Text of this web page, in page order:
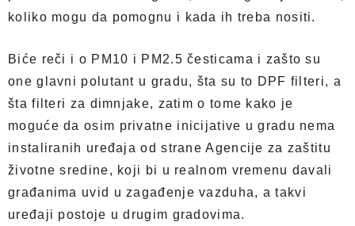
koliko mogu da pomognu i kada ih treba nositi.
Biće reči i o PM10 i PM2.5 česticama i zašto su
one glavni polutant u gradu, šta su to DPF filteri, a
šta filteri za dimnjake, zatim o tome kako je
moguće da osim privatne inicijative u gradu nema
instaliranih uređaja od strane Agencije za zaštitu
životne sredine, koji bi u realnom vremenu davali
građanima uvid u zagađenje vazduha, a takvi
uređaji postoje u drugim gradovima.